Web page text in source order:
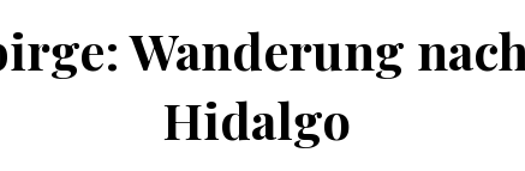
Wanderung
Hidalgo